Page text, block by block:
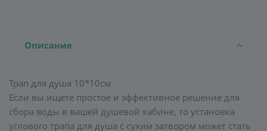
Описание
Трап для душа 10*10см
Если вы ищете простое и эффективное решение для
сбора воды в вашей душевой кабине, то установка
углового трапа для душа с сухим затвором может стать